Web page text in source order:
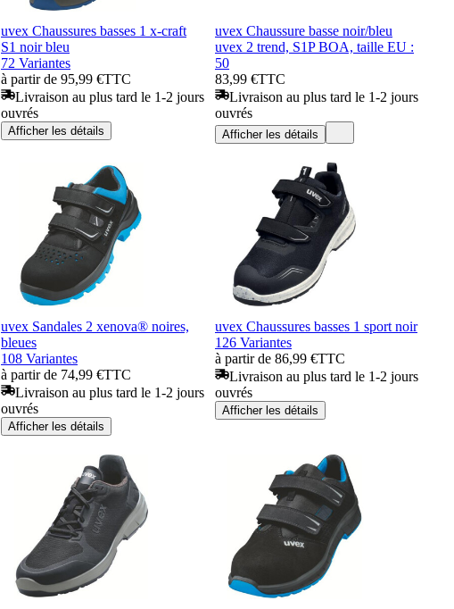
uvex Chaussures basses 1 x-craft
S1 noir bleu
72 Variantes
à partir de 95,99 €TTC
Livraison au plus tard le 1-2 jours
ouvrés
Afficher les détails
uvex Chaussure basse noir/bleu
uvex 2 trend, S1P BOA, taille EU :
50
83,99 €TTC
Livraison au plus tard le 1-2 jours
ouvrés
Afficher les détails
uvex Sandales 2 xenova® noires,
bleues
108 Variantes
à partir de 74,99 €TTC
Livraison au plus tard le 1-2 jours
ouvrés
Afficher les détails
uvex Chaussures basses 1 sport noir
126 Variantes
à partir de 86,99 €TTC
Livraison au plus tard le 1-2 jours
ouvrés
Afficher les détails